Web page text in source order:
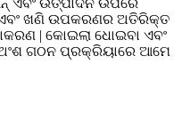
ଏବଂ ଉତ୍ପାଦନ ଉପରେ
ଏବଂ ଖଣି ଉପକରଣର ଅତିରିକ୍ତ
| କୋଇଲା ଧୋଇବା ଏବଂ
ଗଠନ ପ୍ରକ୍ରିୟାରେ ଆମେ